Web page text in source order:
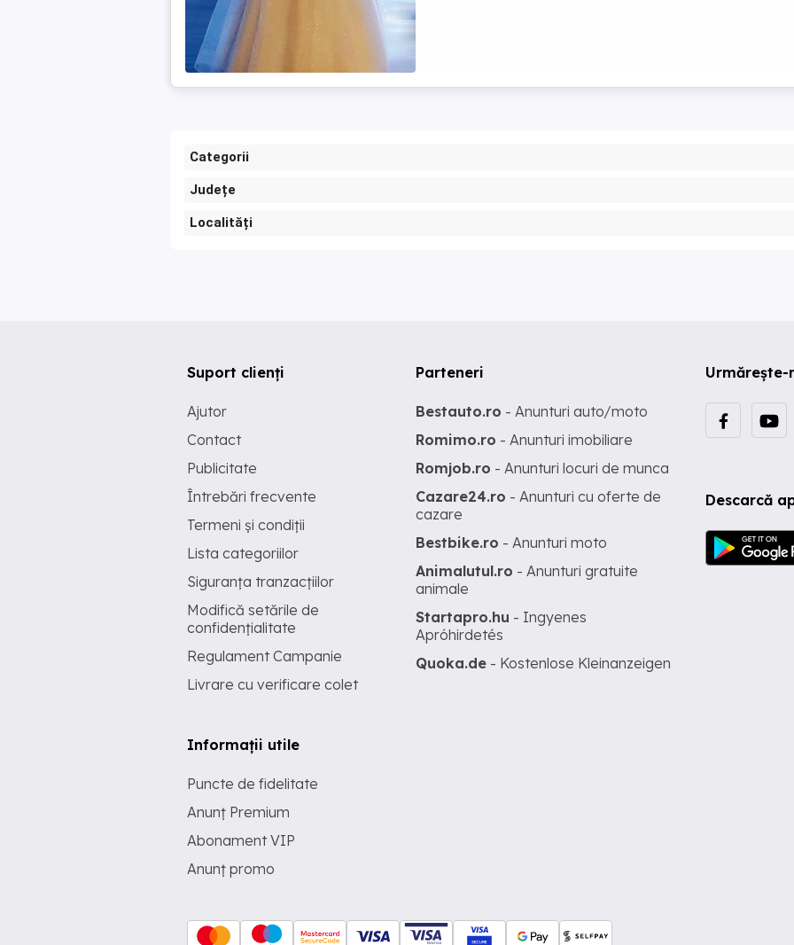
Categorii
Județe
Localități
Urmărește-
Descarcă
Suport clienți
Ajutor
Contact
Publicitate
Întrebări frecvente
Termeni și condiții
Lista categoriilor
Siguranța tranzacțiilor
Modifică setările de
confidențialitate
Regulament Campanie
Livrare cu verificare colet
Informații utile
Puncte de fidelitate
Anunț Premium
Abonament VIP
Anunț promo
Parteneri
Bestauto.ro - Anunturi auto/moto
Romimo.ro - Anunturi imobiliare
Romjob.ro - Anunturi locuri de munca
Cazare24.ro - Anunturi cu oferte de
cazare
Bestbike.ro - Anunturi moto
Animalutul.ro - Anunturi gratuite
animale
Startapro.hu - Ingyenes
Apróhirdetés
Quoka.de - Kostenlose Kleinanzeigen